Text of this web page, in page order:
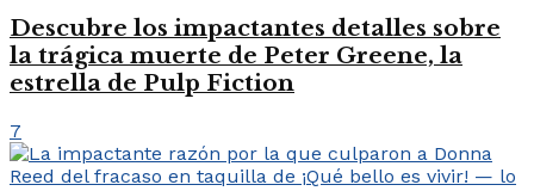
Descubre los impactantes detalles sobre
la trágica muerte de Peter Greene, la
estrella de Pulp Fiction
7